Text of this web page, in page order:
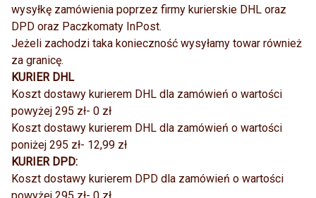
wysyłkę zamówienia poprzez firmy kurierskie DHL oraz
DPD oraz Paczkomaty InPost.
Jeżeli zachodzi taka konieczność wysyłamy towar również
za granicę.
KURIER DHL
Koszt dostawy kurierem DHL dla zamówień o wartości
powyżej 295 zł- 0 zł
Koszt dostawy kurierem DHL dla zamówień o wartości
poniżej 295 zł- 12,99 zł
KURIER DPD:
Koszt dostawy kurierem DPD dla zamówień o wartości